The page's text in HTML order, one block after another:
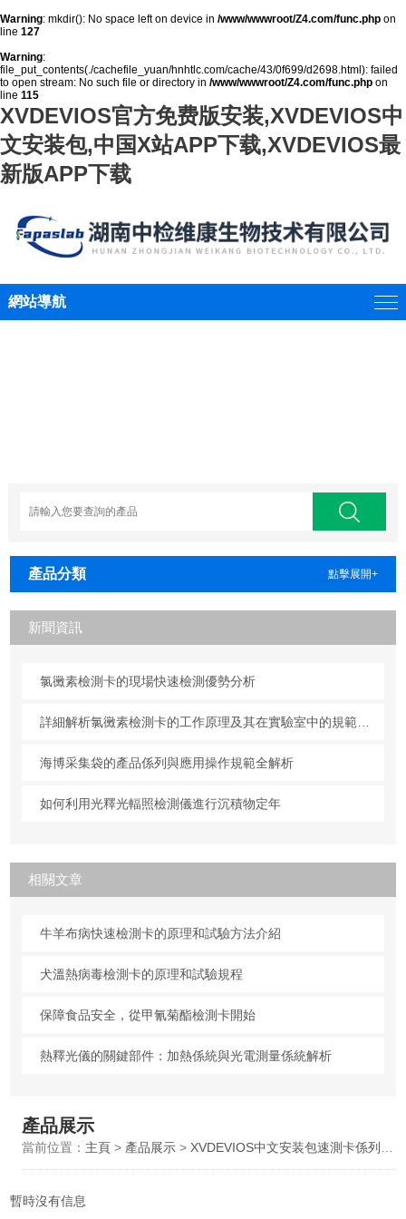
Warning: mkdir(): No space left on device in /www/wwwroot/Z4.com/func.php on
line 127
Warning:
file_put_contents(./cachefile_yuan/hnhtlc.com/cache/43/0f699/d2698.html): failed
to open stream: No such file or directory in /www/wwwroot/Z4.com/func.php on
line 115
XVDEVIOS官方免费版安装,XVDEVIOS中
文安装包,中国X站APP下载,XVDEVIOS最
新版APP下载
網站導航
產品分類 點擊展開+
新聞資訊
氯黴素檢測卡的現場快速檢測優勢分析
詳細解析氯黴素檢測卡的工作原理及其在實驗室中的規範操作與維護方法
海博采集袋的產品係列與應用操作規範全解析
如何利用光釋光輻照檢測儀進行沉積物定年
相關文章
牛羊布病快速檢測卡的原理和試驗方法介紹
犬溫熱病毒檢測卡的原理和試驗規程
保障食品安全，從甲氰菊酯檢測卡開始
熱釋光儀的關鍵部件：加熱係統與光電測量係統解析
產品展示
當前位置： 主頁> 產品展示> XVDEVIOS中文安装包速測卡係列 >
暫時沒有信息